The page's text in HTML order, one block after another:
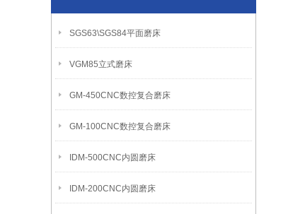
SGS63\SGS84平面磨床
VGM85立式磨床
GM-450CNC数控复合磨床
GM-100CNC数控复合磨床
IDM-500CNC内圆磨床
IDM-200CNC内圆磨床